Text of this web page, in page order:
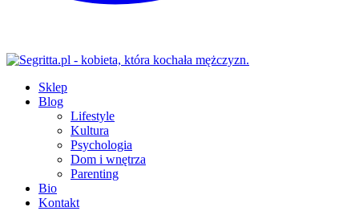
Sklep
Blog
Lifestyle
Kultura
Psychologia
Dom i wnętrza
Parenting
Bio
Kontakt